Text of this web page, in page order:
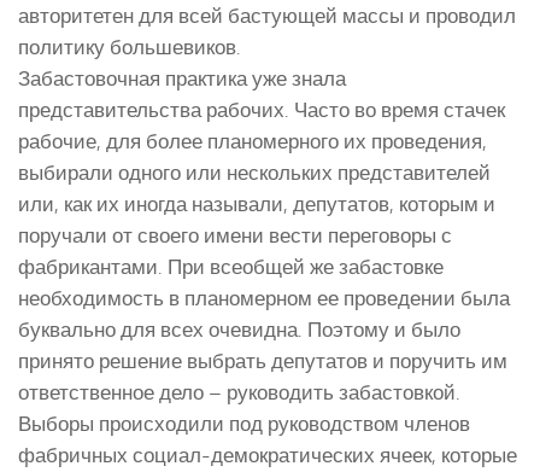
авторитетен для всей бастующей массы и проводил
политику большевиков.
Забастовочная практика уже знала
представительства рабочих. Часто во время стачек
рабочие, для более планомерного их проведения,
выбирали одного или нескольких представителей
или, как их иногда называли, депутатов, которым и
поручали от своего имени вести переговоры с
фабрикантами. При всеобщей же забастовке
необходимость в планомерном ее проведении была
буквально для всех очевидна. Поэтому и было
принято решение выбрать депутатов и поручить им
ответственное дело – руководить забастовкой.
Выборы происходили под руководством членов
фабричных социал-демократических ячеек, которые